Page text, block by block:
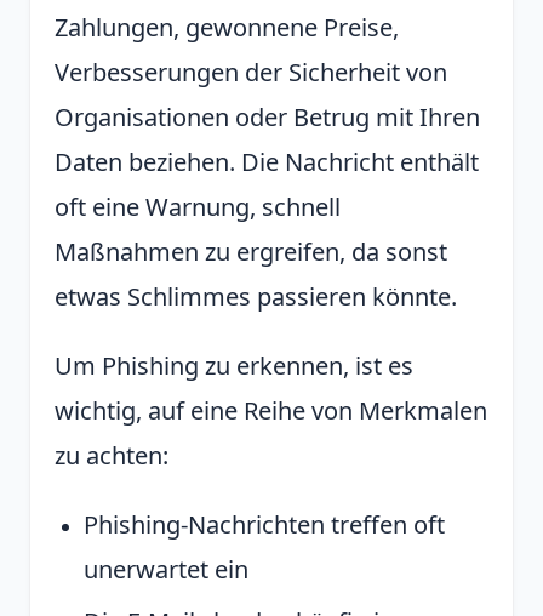
Zahlungen, gewonnene Preise,
Verbesserungen der Sicherheit von
Organisationen oder Betrug mit Ihren
Daten beziehen. Die Nachricht enthält
oft eine Warnung, schnell
Maßnahmen zu ergreifen, da sonst
etwas Schlimmes passieren könnte.
Um Phishing zu erkennen, ist es
wichtig, auf eine Reihe von Merkmalen
zu achten:
Phishing-Nachrichten treffen oft
unerwartet ein